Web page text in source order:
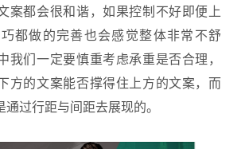
案都会很和谐，如果控制不好即便上
都做的完善也会感觉整体非常不舒
我们一定要慎重考虑承重是否合理，
方的文案能否撑得住上方的文案，而
过行距与间距去展现的。